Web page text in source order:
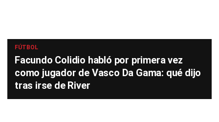
FÚTBOL
Facundo Colidio habló por primera vez
como jugador de Vasco Da Gama: qué dijo
tras irse de River